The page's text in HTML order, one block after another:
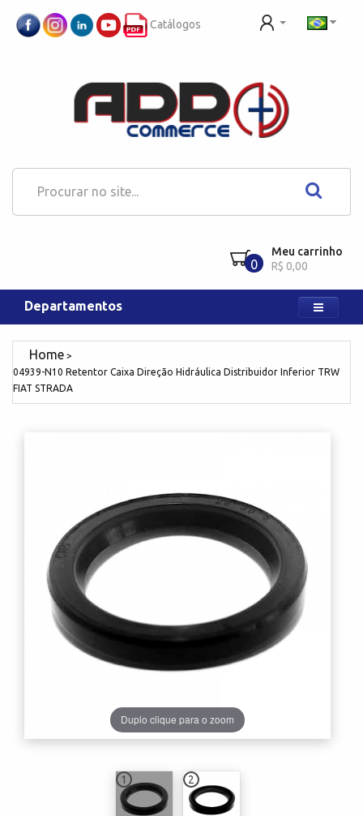
Catálogos
0
Meu carrinho
R$ 0,00
Departamentos
04939-N10 Retentor Caixa Direção Hidráulica Distribuidor Inferior TRW
FIAT STRADA
1 2
Duplo clique para o zoom